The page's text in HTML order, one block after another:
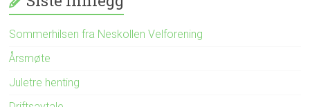
Sommerhilsen fra Neskollen Velforening
Årsmøte
Juletre henting